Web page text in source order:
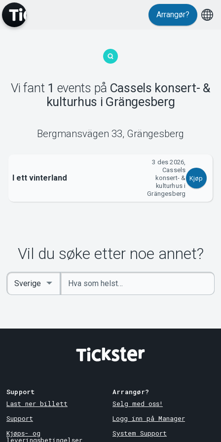
MyTickster
Arrangør?
Vi fant 1 events på Cassels konsert- &
kulturhus i Grängesberg
Bergmansvägen 33, Grängesberg
I ett vinterland
3 des 2026,
Cassels
konsert- &
kulturhus i
Grängesberg
Kjøp
Vil du søke etter noe annet?
Angi
nøkkelord
Select
Country
Support
Last ner billett
Support
Kjøps- og
leveringsbetingelser
Arrangør?
Selg med oss!
Logg inn på Manager
System Support